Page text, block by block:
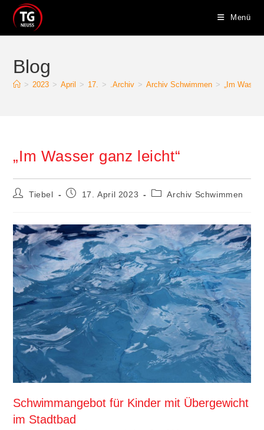
Inhalt
springen
Menü
Blog
> 2023 > April > 17. > .Archiv > Archiv Schwimmen > „Im
„Im Wasser ganz leicht“
Beitrags-
Tiebel
Beitrag17. April 2023
Beitrags-
Archiv Schwimmen
Schwimmangebot für Kinder mit Übergewicht
im Stadtbad